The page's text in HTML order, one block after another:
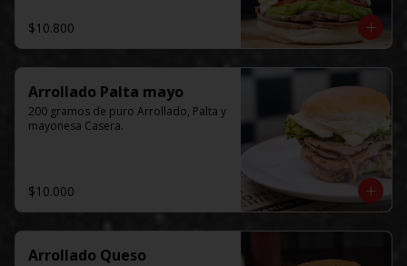
$10.800
Arrollado Palta mayo
200 gramos de puro Arrollado, Palta y
mayonesa Casera.
$10.000
Arrollado Queso